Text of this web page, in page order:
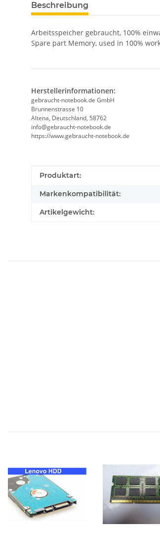
Beschreibung
Arbeitsspeicher gebraucht, 100%
Spare part Memory, used in 100%
Herstellerinformationen:
gebraucht-notebook.de GmbH
Brunnenstrasse 10
Altena, Deutschland, 58762
info@gebraucht-notebook.de
https://www.gebraucht-notebook.de
Produkteigenschaft
Wert
Produktart:
Markenkompatibilität:
Artikelgewicht: